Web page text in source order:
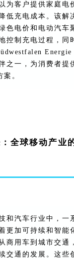
为客户提供家庭电
低充电成本。该解
色电价和电动汽车
控制充电过程，同
Energie
之一，为消费者提
。
全球移动产业
和汽车行业中，一
更加可持续和智能
商用车到城市交通
交通的发展。这些